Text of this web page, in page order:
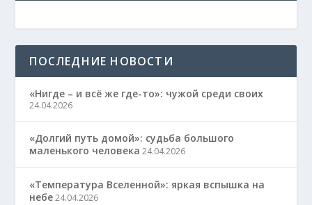
ПОСЛЕДНИЕ НОВОСТИ
«Нигде – и всё же где-то»: чужой среди своих
24.04.2026
«Долгий путь домой»: судьба большого
маленького человека 24.04.2026
«Температура Вселенной»: яркая вспышка на
небе 24.04.2026